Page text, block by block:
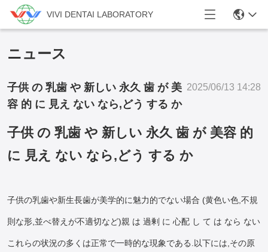
VIVI DENTAI LABORATORY
ニュース
子供 の 乳歯 や 新しい 永久 歯 が 美
容 的 に 見え ない なら,どう する か
2025/06/13 14:28
子供 の 乳歯 や 新しい 永久 歯 が 美容 的
に 見え ない なら,どう する か
子供の乳歯や新生長歯が美学的に魅力的でない場合 (黄色い色,不規
則な形,並べ替えが不適切など)親 は 過剰 に 心配 し て は なら ない
これらの状況の多くは正常で一時的な現象である.以下には,その原